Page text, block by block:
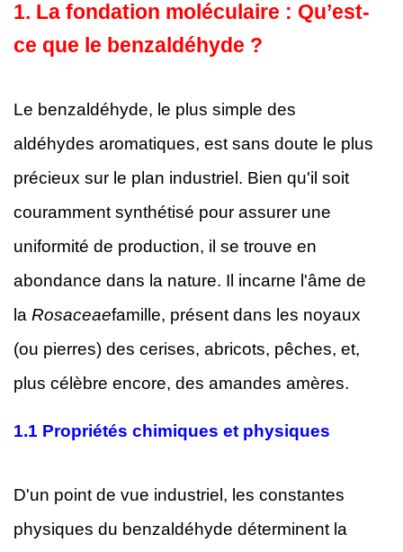
1. La fondation moléculaire : Qu’est-
ce que le benzaldéhyde ?
Le benzaldéhyde, le plus simple des
aldéhydes aromatiques, est sans doute le plus
précieux sur le plan industriel. Bien qu'il soit
couramment synthétisé pour assurer une
uniformité de production, il se trouve en
abondance dans la nature. Il incarne l'âme de
la Rosaceaefamille, présent dans les noyaux
(ou pierres) des cerises, abricots, pêches, et,
plus célèbre encore, des amandes amères.
1.1 Propriétés chimiques et physiques
D'un point de vue industriel, les constantes
physiques du benzaldéhyde déterminent la